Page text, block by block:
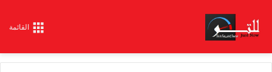
القائمة